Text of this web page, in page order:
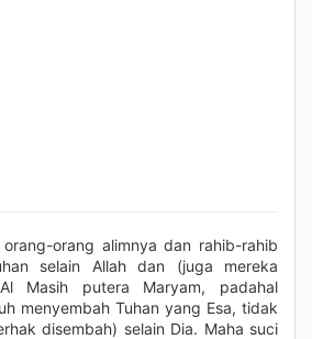
orang alimnya dan rahib-rahib
selain Allah dan (juga mereka
Al Masih putera Maryam, padahal
menyembah Tuhan yang Esa, tidak
disembah) selain Dia. Maha suci